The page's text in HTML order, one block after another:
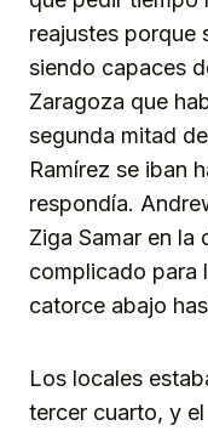
reajustes porque
siendo capaces
Zaragoza que
segunda mitad
Ramírez se iban
respondía.
Ziga Samar en
complicado para
catorce abajo
Los locales
tercer cuarto, y